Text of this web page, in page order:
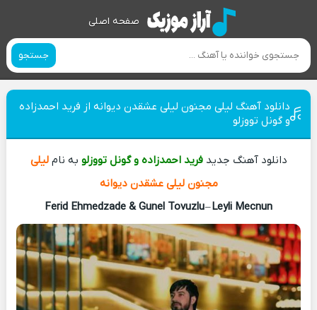
صفحه اصلی
جستجو
دانلود آهنگ لیلی مجنون لیلی عشقدن دیوانه از فرید احمدزاده
و گونل تووزلو
دانلود آهنگ جدیدفرید احمدزاده و گونل تووزلو به ناملیلی
مجنون لیلی عشقدن دیوانه
Ferid Ehmedzade & Gunel Tovuzlu–Leyli Mecnun